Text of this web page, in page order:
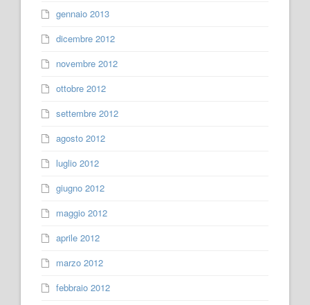
gennaio 2013
dicembre 2012
novembre 2012
ottobre 2012
settembre 2012
agosto 2012
luglio 2012
giugno 2012
maggio 2012
aprile 2012
marzo 2012
febbraio 2012